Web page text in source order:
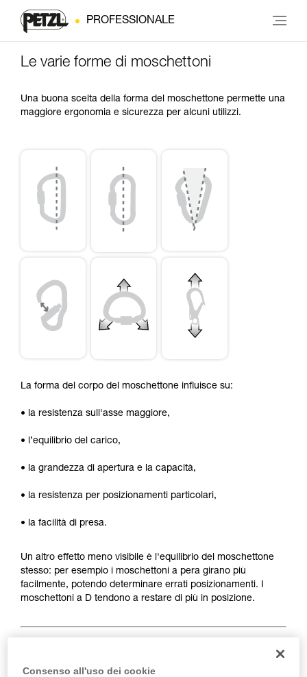
PROFESSIONALE
Le varie forme di moschettoni
Una buona scelta della forma del moschettone permette una
maggiore ergonomia e sicurezza per alcuni utilizzi.
La forma del corpo del moschettone influisce su:
• la resistenza sull'asse maggiore,
• l’equilibrio del carico,
• la grandezza di apertura e la capacità,
• la resistenza per posizionamenti particolari,
• la facilità di presa.
Un altro effetto meno visibile è l'equilibrio del moschettone
stesso: per esempio i moschettoni a pera girano più
facilmente, potendo determinare errati posizionamenti. I
moschettoni a D tendono a restare di più in posizione.
Consenso all'uso dei cookie